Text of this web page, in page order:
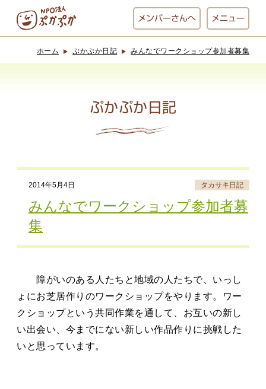
メンバーさんへ メニュー
お休み中
わんど
お知らせ ぷかぷか日記
アクセス
ホーム ぷかぷか日記 みんなでワークショップ参加者募集
ぷかぷか日記
2014年5月4日 タカサキ日記
みんなでワークショップ参加者募
集
障がいのある人たちと地域の人たちで、いっし
ょにお芝居作りのワークショップをやります。ワー
クショップという共同作業を通して、お互いの新し
い出会い、今までにない新しい作品作りに挑戦した
いと思っています。